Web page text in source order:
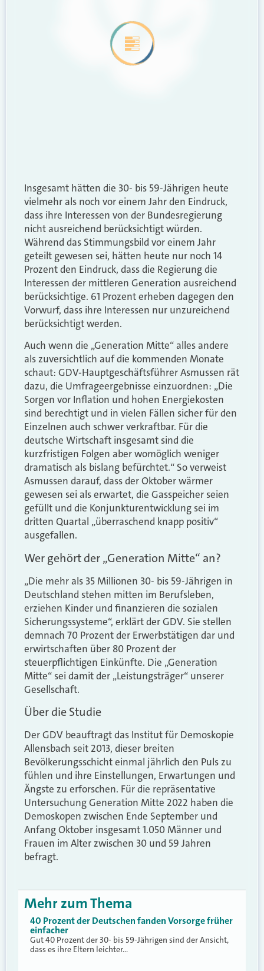
Insgesamt hätten die 30- bis 59-Jährigen heute
vielmehr als noch vor einem Jahr den Eindruck,
dass ihre Interessen von der Bundesregierung
nicht ausreichend berücksichtigt würden.
Während das Stimmungsbild vor einem Jahr
geteilt gewesen sei, hätten heute nur noch 14
Prozent den Eindruck, dass die Regierung die
Interessen der mittleren Generation ausreichend
berücksichtige. 61 Prozent erheben dagegen den
Vorwurf, dass ihre Interessen nur unzureichend
berücksichtigt werden.
Auch wenn die „Generation Mitte“ alles andere
als zuversichtlich auf die kommenden Monate
schaut: GDV-Hauptgeschäftsführer Asmussen rät
dazu, die Umfrageergebnisse einzuordnen: „Die
Sorgen vor Inflation und hohen Energiekosten
sind berechtigt und in vielen Fällen sicher für den
Einzelnen auch schwer verkraftbar. Für die
deutsche Wirtschaft insgesamt sind die
kurzfristigen Folgen aber womöglich weniger
dramatisch als bislang befürchtet.“ So verweist
Asmussen darauf, dass der Oktober wärmer
gewesen sei als erwartet, die Gasspeicher seien
gefüllt und die Konjunkturentwicklung sei im
dritten Quartal „überraschend knapp positiv“
ausgefallen.
Wer gehört der „Generation Mitte“ an?
„Die mehr als 35 Millionen 30- bis 59-Jährigen in
Deutschland stehen mitten im Berufsleben,
erziehen Kinder und finanzieren die sozialen
Sicherungssysteme“, erklärt der GDV. Sie stellen
demnach 70 Prozent der Erwerbstätigen dar und
erwirtschaften über 80 Prozent der
steuerpflichtigen Einkünfte. Die „Generation
Mitte“ sei damit der „Leistungsträger“ unserer
Gesellschaft.
Über die Studie
Der GDV beauftragt das Institut für Demoskopie
Allensbach seit 2013, dieser breiten
Bevölkerungsschicht einmal jährlich den Puls zu
fühlen und ihre Einstellungen, Erwartungen und
Ängste zu erforschen. Für die repräsentative
Untersuchung Generation Mitte 2022 haben die
Demoskopen zwischen Ende September und
Anfang Oktober insgesamt 1.050 Männer und
Frauen im Alter zwischen 30 und 59 Jahren
befragt.
Mehr zum Thema
40 Prozent der Deutschen fanden Vorsorge früher
einfacher
Gut 40 Prozent der 30- bis 59-Jährigen sind der Ansicht,
dass es ihre Eltern leichter…